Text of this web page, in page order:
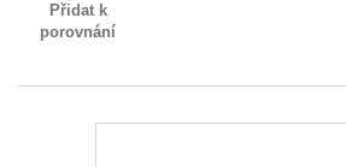
Přidat k
porovnání